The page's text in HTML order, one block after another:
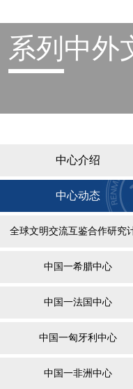
系列 中外
中心介绍
中心动态
全球文明交流互鉴合作研究
中国一希腊中心
中国一法国中心
中国一匈牙利中心
中国一非洲中心